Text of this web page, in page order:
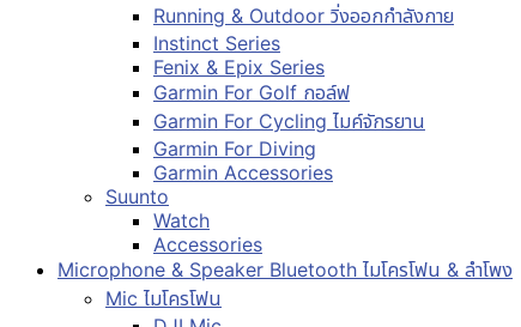
Running & Outdoor วิ่งออกกำลังกาย
Instinct Series
Fenix & Epix Series
Garmin For Golf กอล์ฟ
Garmin For Cycling ไมค์จักรยาน
Garmin For Diving
Garmin Accessories
Suunto
Watch
Accessories
Microphone & Speaker Bluetooth ไมโครโฟน & ลำโพง
Mic ไมโครโฟน